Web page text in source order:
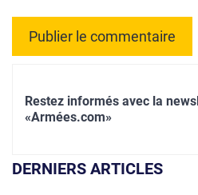
r
Restez informés avec la
«Armées.com»
DERNIERS ARTICLES